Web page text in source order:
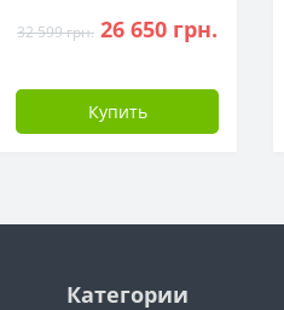
32 599 грн. 26 650 грн.
Купить
Категории